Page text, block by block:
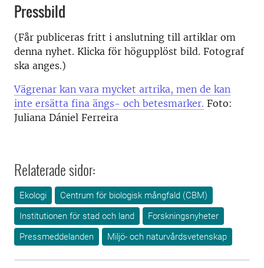
Pressbild
(Får publiceras fritt i anslutning till artiklar om
denna nyhet. Klicka för högupplöst bild. Fotograf
ska anges.)
Vägrenar kan vara mycket artrika, men de kan
inte ersätta fina ängs- och betesmarker. Foto:
Juliana Dániel Ferreira
Relaterade sidor:
Ekologi
Centrum för biologisk mångfald (CBM)
Institutionen för stad och land
Forskningsnyheter
Pressmeddelanden
Miljö- och naturvårdsvetenskap